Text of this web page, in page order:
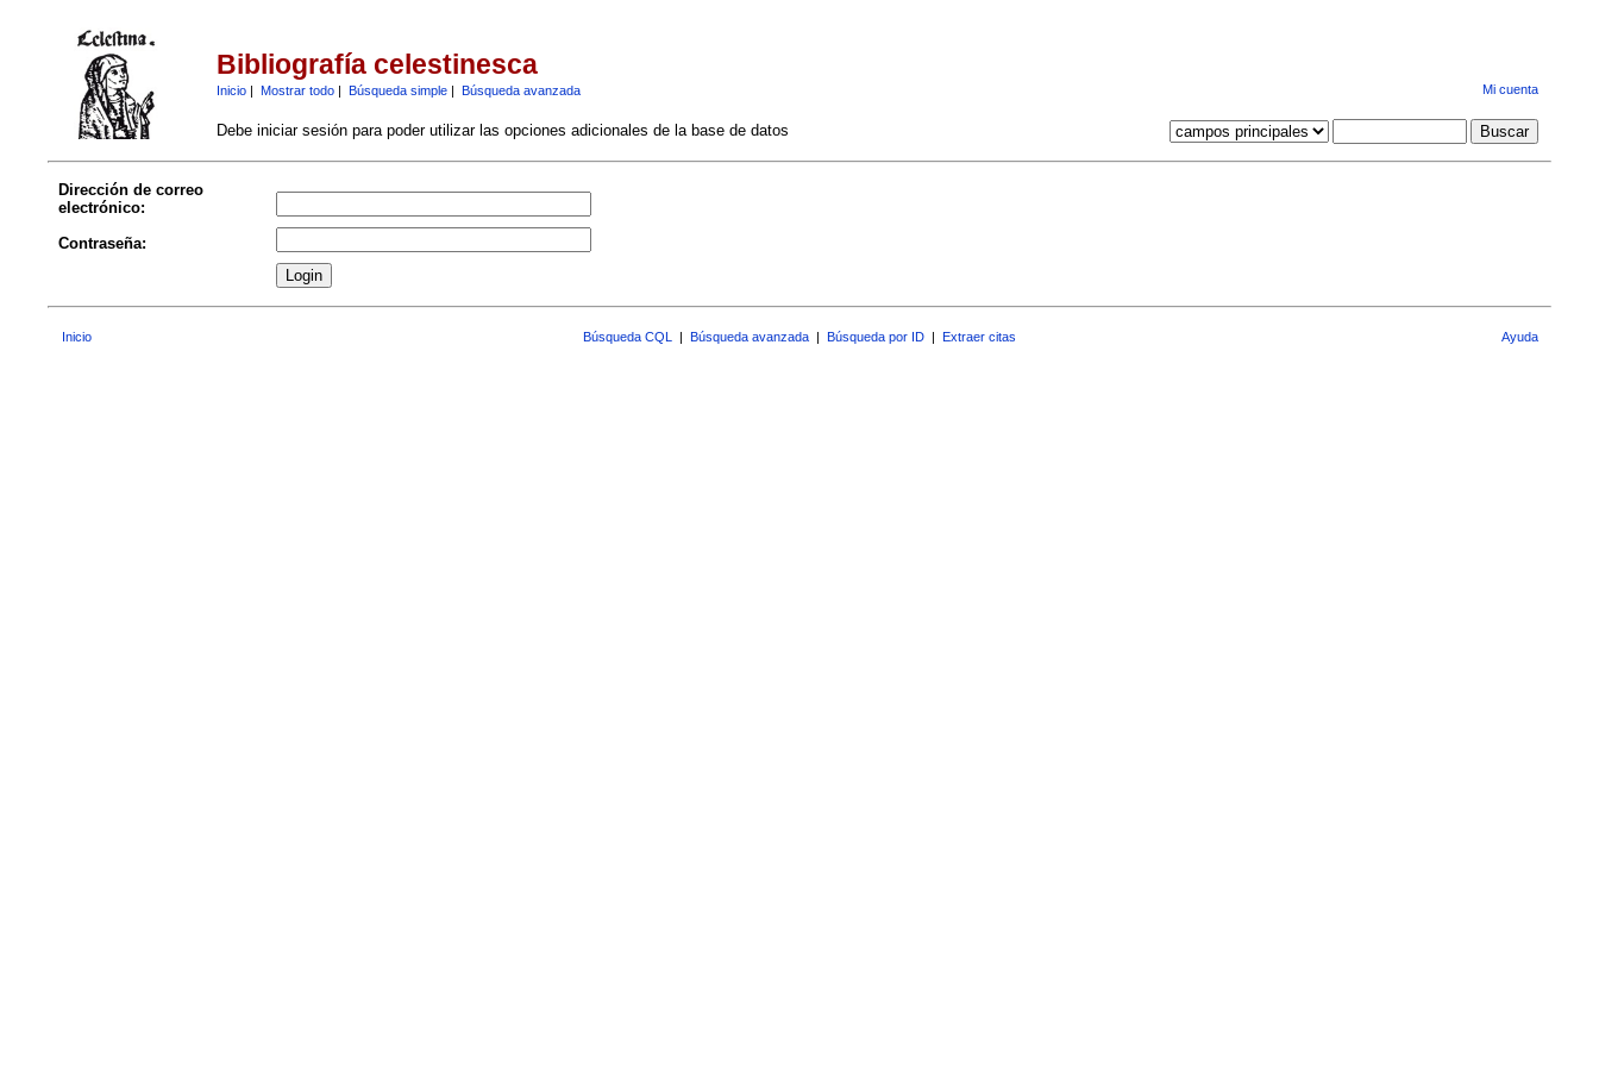
Bibliografía celestinesca
Inicio| Mostrar todo| Búsqueda simple| Búsqueda avanzada Mi cuenta
Debe iniciar sesión para poder utilizar las opciones adicionales de la base de datos
Dirección de correo
electrónico:
Contraseña:
Inicio Búsqueda CQL | Búsqueda avanzada | Búsqueda por ID | Extraer citas Ayuda